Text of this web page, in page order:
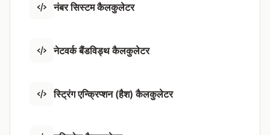
नंबर सिस्टम कैलकुलेटर
नेटवर्क बैंडविड्थ कैलकुलेटर
स्ट्रिंग एन्क्रिप्शन (हैश) कैलकुलेटर